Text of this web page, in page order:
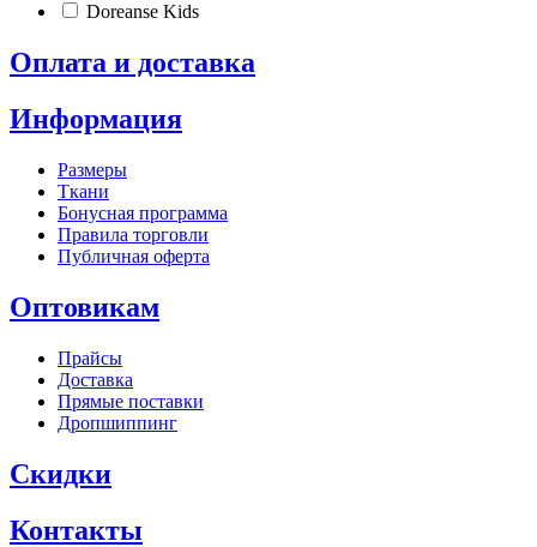
Doreanse Kids
Оплата и доставка
Информация
Размеры
Ткани
Бонусная программа
Правила торговли
Публичная оферта
Оптовикам
Прайсы
Доставка
Прямые поставки
Дропшиппинг
Скидки
Контакты